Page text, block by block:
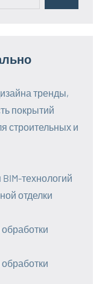
тренды,
покрытий
строительных и
технологий
отделки